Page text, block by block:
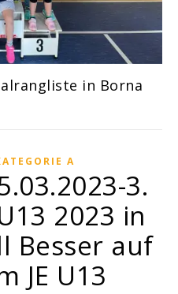
in Borna
A
3.
2023 in
Besser auf
JE U13